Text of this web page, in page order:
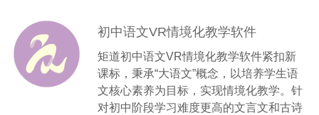
初中语文VR情境化教学软件
矩道初中语文VR情境化教学软件紧扣新
课标，秉承“大语文”概念，以培养学生语
文核心素养为目标，实现情境化教学。针
对初中阶段学习难度更高的文言文和古诗